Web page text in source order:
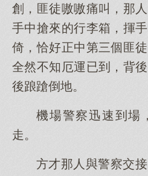
創，匪徒嗷嗷痛叫，那
手中搶來的行李箱，揮
倚，恰好正中第三個匪
全然不知厄運已到，背
後踉蹌倒地。
機場警察迅速到場
走。
方才那人與警察交